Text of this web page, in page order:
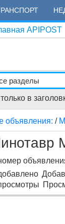
APIPOST
только в
объявления: /